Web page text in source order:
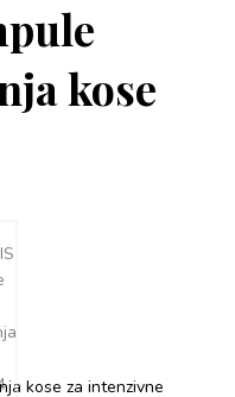
kose
kose za intenzivne